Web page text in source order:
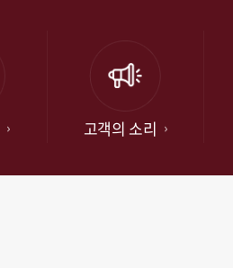
고객의 소리